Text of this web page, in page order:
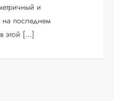
и
последнем
этой […]